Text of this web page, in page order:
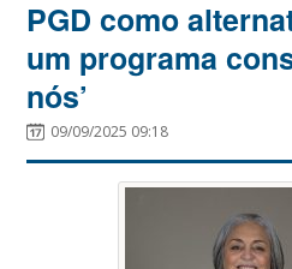
PGD como
um programa
nós’
09/09/2025 09:18